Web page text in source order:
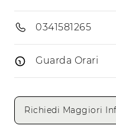
0341581265
Guarda Orari
Lunedì
Richiedi Maggiori